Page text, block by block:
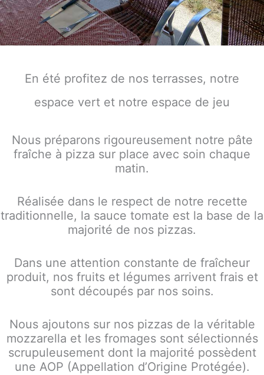
En été profitez de nos terrasses, notre
espace vert et notre espace de jeu
Nous préparons rigoureusement notre pâte
fraîche à pizza sur place avec soin chaque
matin.
Réalisée dans le respect de notre recette
traditionnelle, la sauce tomate est la base de la
majorité de nos pizzas.
Dans une attention constante de fraîcheur
produit, nos fruits et légumes arrivent frais et
sont découpés par nos soins.
Nous ajoutons sur nos pizzas de la véritable
mozzarella et les fromages sont sélectionnés
scrupuleusement dont la majorité possèdent
une AOP (Appellation d’Origine Protégée).